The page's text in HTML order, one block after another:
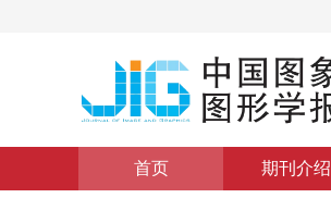
首页 期刊介绍